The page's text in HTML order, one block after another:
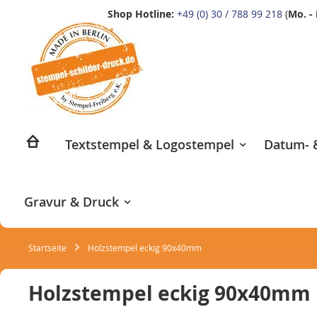
Shop Hotline: +49 (0) 30 / 788 99 218 (Mo. -
springen
Textstempel & Logostempel Datum-
Gravur & Druck
Startseite Holzstempel eckig 90x40mm
Holzstempel eckig 90x40mm